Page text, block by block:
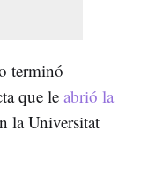
terminó
que le abrió la
la Universitat